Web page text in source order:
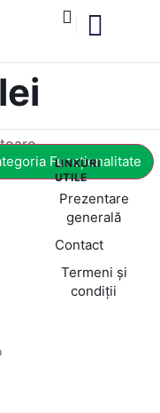
Funcționalitate
LINKURI
UTILE
Prezentare
generală
Contact
Termeni și
condiții